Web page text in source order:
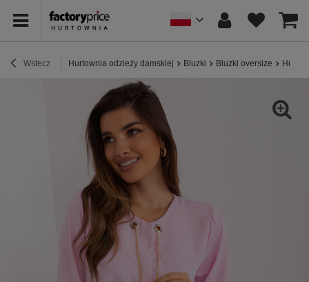
Wstecz Hurtownia odzieży damskiej Bluzki Bluzki oversize